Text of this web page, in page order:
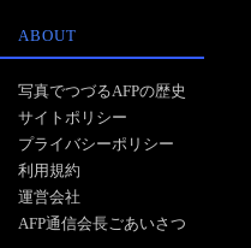
ABOUT
写真でつづるAFPの歴史
サイトポリシー
プライバシーポリシー
利用規約
運営会社
AFP通信会長ごあいさつ